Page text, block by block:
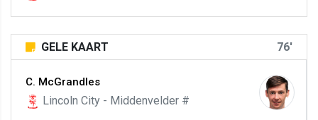
GELE KAART 76'
C. McGrandles
Lincoln City - Middenvelder #